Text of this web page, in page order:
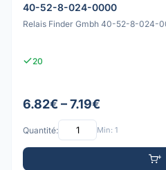
40-52-8-024-0000
Relais Finder Gmbh 40-52-8-024-
20
6.82€ – 7.19€
Quantité: Min: 1